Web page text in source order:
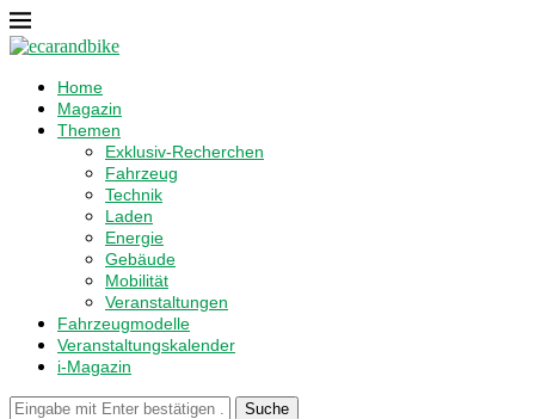
Home
Magazin
Themen
Exklusiv-Recherchen
Fahrzeug
Technik
Laden
Energie
Gebäude
Mobilität
Veranstaltungen
Fahrzeugmodelle
Veranstaltungskalender
i-Magazin
Suche